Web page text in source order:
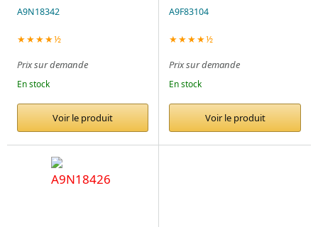
A9N18342
★★★★½
Prix sur demande
En stock
Voir le produit
A9F83104
★★★★½
Prix sur demande
En stock
Voir le produit